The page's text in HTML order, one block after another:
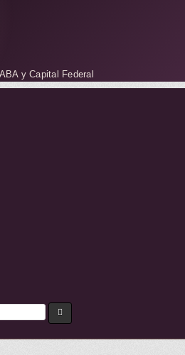
y Capital Federal